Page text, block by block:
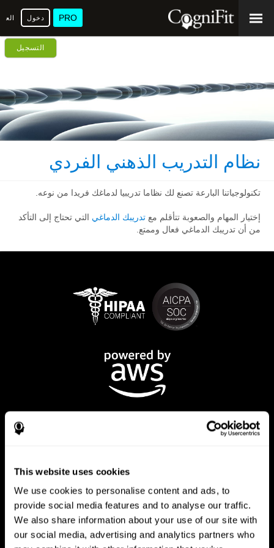
This website uses cookies
We use cookies to personalise content and ads, to
provide social media features and to analyse our traffic.
We also share information about your use of our site with
our social media, advertising and analytics partners who
PRO دخول
التسجيل
نظام التدريب الذهني الفردي
تكنولوجياتنا البارعة تصنع لك نظاما تدريبيا لدماغك فريدا من نوعه.
إختيار المهام والصعوبة تتأقلم معتدريبك الدماغي التي تحتاج إلى التأكد
من أن تدريبك الدماغي فعال وممتع.
تطبيق CogniFit